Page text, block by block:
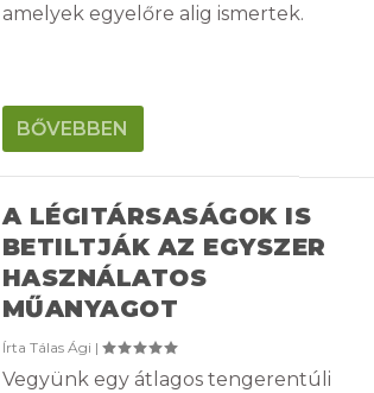
amelyek egyelőre alig ismertek.
BŐVEBBEN
A LÉGITÁRSASÁGOK IS
BETILTJÁK AZ EGYSZER
HASZNÁLATOS
MŰANYAGOT
Írta Tálas Ági |
Vegyünk egy átlagos tengerentúli